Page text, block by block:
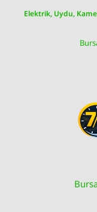
Elektrik, Uydu,